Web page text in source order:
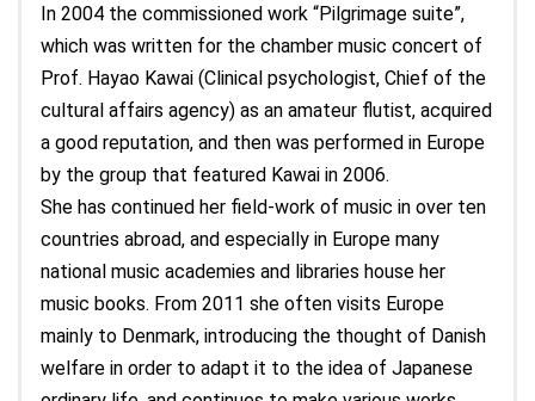
In 2004 the commissioned work “Pilgrimage suite”,
which was written for the chamber music concert of
Prof. Hayao Kawai (Clinical psychologist, Chief of the
cultural affairs agency) as an amateur flutist, acquired
a good reputation, and then was performed in Europe
by the group that featured Kawai in 2006.
She has continued her field-work of music in over ten
countries abroad, and especially in Europe many
national music academies and libraries house her
music books. From 2011 she often visits Europe
mainly to Denmark, introducing the thought of Danish
welfare in order to adapt it to the idea of Japanese